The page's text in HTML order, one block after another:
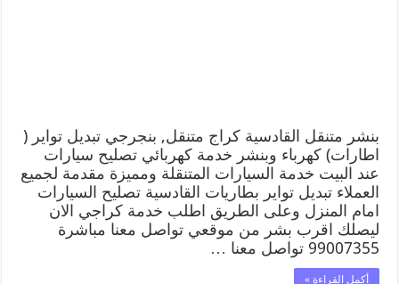
بنشر متنقل القادسية كراج متنقل, بنجرجي تبديل تواير (
اطارات) كهرباء وبنشر خدمة كهربائي تصليح سيارات
عند البيت خدمة السيارات المتنقلة ومميزة مقدمة لجميع
العملاء تبديل تواير بطاريات القادسية تصليح السيارات
امام المنزل وعلى الطريق اطلب خدمة كراجي الان
ليصلك اقرب بشر من موقعي تواصل معنا مباشرة
99007355 تواصل معنا …
أكمل القراءة »